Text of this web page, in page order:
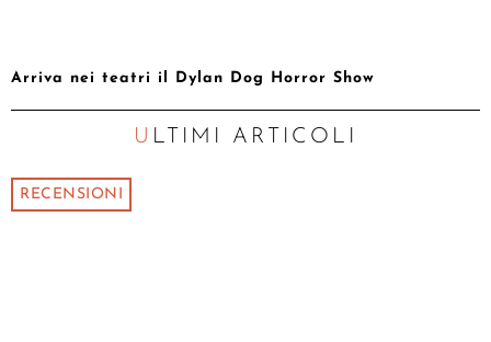
Arriva nei teatri il Dylan Dog Horror Show
ULTIMI ARTICOLI
RECENSIONI